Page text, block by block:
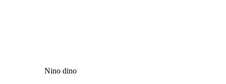
Nino dino